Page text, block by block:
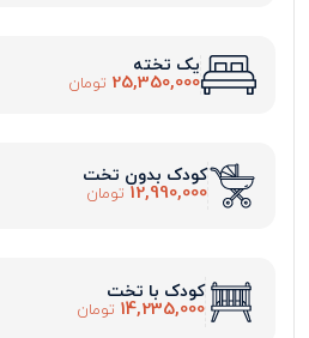
یک تخته
25,350,000 تومان
کودک بدون تخت
12,990,000 تومان
کودک با تخت
14,235,000 تومان